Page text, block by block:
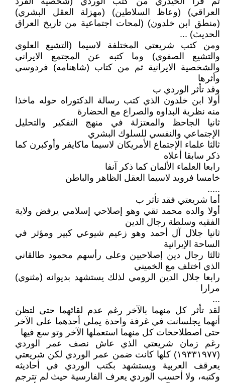
العراقي) (وعاظ السلاطين) (مهزلة العقل البشري)
(منطق ابن خلدون) (لمحات اجتماعية من تاريخ العراق
الحديث) ...
ومن كتب شريعتي المختلفة لاسيما (التشيع العلوي
والتشيع الصفوي) وما كتبه عن المجتمع الايراني
والشخصية الايرانية ثم من كتاب (شاهنامه) فردوسي
وأثرها
وقد تأثر الوردي ب
أولا ابن خلدون الذي كتب رسالة الدكتوراه حوله ماخذا
منه نظرية البداوه والصراع مع الحضارة
ثانيا الجاحظ والمعتزلة في منهج التفكير والتحليل
الإجتماعي والنفسي للسلوك البشري
ثالثا علماء الإجتماع الأمريكان لاسيما ماكايفر وأوكبرن كما
ذكر سابقا أعلاه
رابعا العلماء الألمان كما ذكر آنفا
خامسا فرويد لاسيما العقل الظاهر والباطن
.....
أما شريعتي فقد تأثر ب
أولا والده محمد تقي وهو إصلاحي إسلامي يرفض ولاية
الفقيه وسلطة رجال الدين
ثانيا جلال آل أحمد وهو زعيم شيوعي كبير ومؤثر في
الساحة الإيرانية
ثالثا رجال دين إصلاحيين وعلى رأسهم محمود طالقاني
الذي اختلف مع الخميني
رابعا جلال الدين الرومي لذلك يستشهد بديوانه (مثنوي)
مرارا
...
لقد تأثر كل منهما بالآخر رغم عدم لقائهما حتى لتظن
أنهما يجلسانت في غرفة واحدة يملي أحدهما على الآخر
حتى اصطلاحخات كل منهما استعملها الآخر وتو سع فيها
رغم زمان شريعتي الذي عاش نصف عمر الوردي
(١٩٣٣١٩٧٧) كلها كانت ضمن عمر الوردي لكن شريعتي
يعرقف العربية ويستشهد بكتب الوردي في أحاديثه
وكتبه، ولا أحسب الوردي يعرف الفارسية حيث لم تترجم